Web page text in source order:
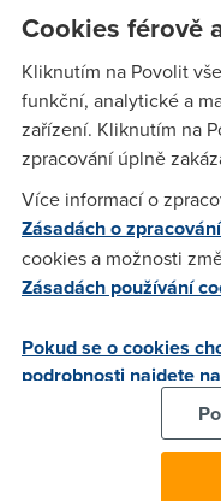
budovy, kde se pak
NB-IoT.
Zařízení v síti
přes stěny a stropy.
mají životnost okolo
Umožňují majitelům
vlhkost, hladinu
lidmi. Správa budov se
méně finančně náročná.
"Vodafone představuje
technologického
technických potřeb –
škálovatelnosti –
navíc sdílíme stejnou
majitelům a
Cookies férově
Kliknutím na Povolit
funkční, analytické a
zařízení. Kliknutím na
zpracování úplně
Více informací o
Zásadách o
cookies a možnosti
Zásadách používání
Pokud se o cookies
podrobnosti najdete